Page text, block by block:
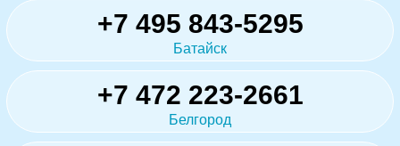
+7 495 843-5295
Батайск
+7 472 223-2661
Белгород